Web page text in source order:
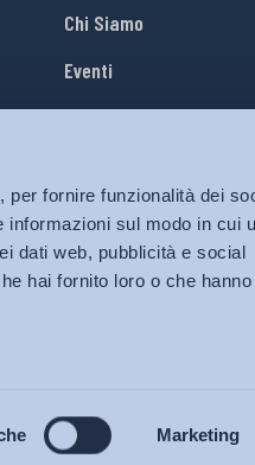
per fornire funzionalità dei
informazioni sul modo in cui
dati web, pubblicità e social
hai fornito loro o che hanno
Marketing
Chi Siamo
Eventi
Lavora con Noi
Privacy policy